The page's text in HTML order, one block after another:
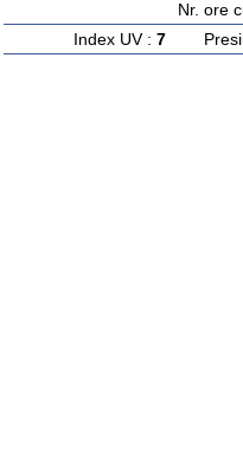
Nr. ore
Index UV : 7